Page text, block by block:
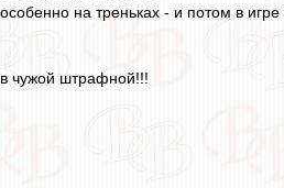
на треньках - и потом в игре
чужой штрафной!!!